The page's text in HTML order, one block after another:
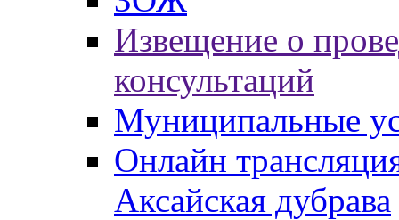
Извещение о
консультаций
Муниципальные
Онлайн
Аксайская дубрава